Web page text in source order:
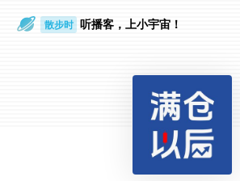
散步时 听播客，上小宇宙！